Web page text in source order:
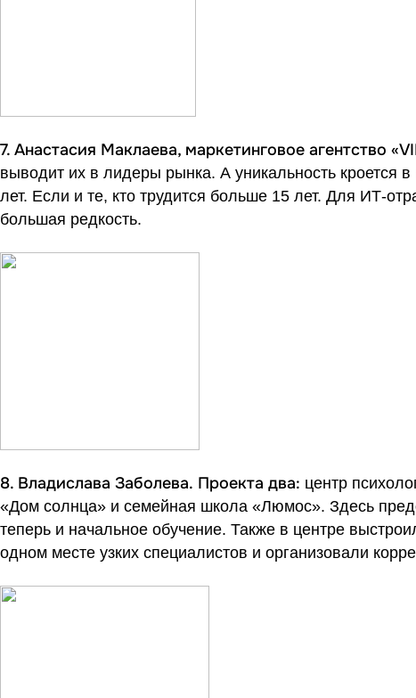
7. Анастасия Маклаева, маркетинговое агентство
выводит их в лидеры рынка. А уникальность кроется
лет. Если и те, кто трудится больше 15 лет. Для ИТ-
большая редкость.
8. Владислава Заболева. Проекта два: центр
«Дом солнца» и семейная школа «Люмос». Здесь
теперь и начальное обучение. Также в центре
одном месте узких специалистов и организовали